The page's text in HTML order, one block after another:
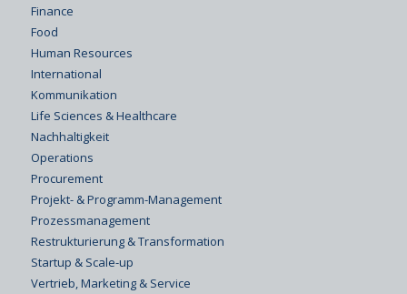
Finance
Food
Human Resources
International
Kommunikation
Life Sciences & Healthcare
Nachhaltigkeit
Operations
Procurement
Projekt- & Programm-Management
Prozessmanagement
Restrukturierung & Transformation
Startup & Scale-up
Vertrieb, Marketing & Service